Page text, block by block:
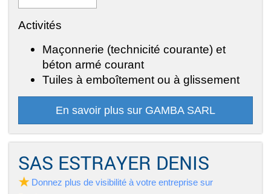
Activités
Maçonnerie (technicité courante) et
béton armé courant
Tuiles à emboîtement ou à glissement
En savoir plus sur GAMBA SARL
SAS ESTRAYER DENIS
Donnez plus de visibilité à votre entreprise sur